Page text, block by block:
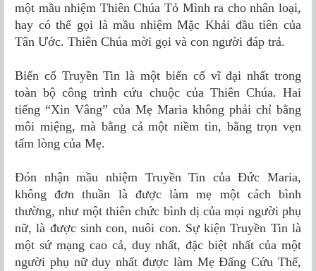
một mầu nhiệm Thiên Chúa Tỏ Mình ra cho nhân loại,
hay có thể gọi là mầu nhiệm Mặc Khải đầu tiên của
Tân Ước. Thiên Chúa mời gọi và con người đáp trả.
Biến cố Truyền Tin là một biến cố vĩ đại nhất trong
toàn bộ công trình cứu chuộc của Thiên Chúa. Hai
tiếng “Xin Vâng” của Mẹ Maria không phải chỉ bằng
môi miệng, mà bằng cả một niềm tin, bằng trọn vẹn
tấm lòng của Mẹ.
Đón nhận mầu nhiệm Truyền Tin của Đức Maria,
không đơn thuần là được làm mẹ một cách bình
thường, như một thiên chức bình dị của mọi người phụ
nữ, là được sinh con, nuôi con. Sự kiện Truyền Tin là
một sứ mạng cao cả, duy nhất, đặc biệt nhất của một
người phụ nữ duy nhất được làm Mẹ Đấng Cứu Thế,